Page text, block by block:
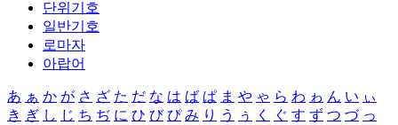
단위기호
일반기호
로마자
아랍어
あ ぁ か が さ ざ た だ な は ば ぱ ま や ゃ ら わ ゎ ん い ぃ
き ぎ し じ ち ぢ に ひ び ぴ み り う ぅ く ぐ す ず つ づ っ